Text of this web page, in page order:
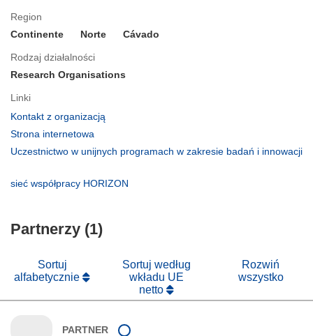
Region
Continente
Norte Cávado
Rodzaj działalności
Research Organisations
Linki
Kontakt z organizacją
oknie)
Strona internetowa
otworzy
Uczestnictwo w unijnych programach w zakresie badań i innowacji
otworzy
nowym
sieć współpracy HORIZON
Partnerzy (1)
Sortuj
alfabetycznie
Sortuj według
wkładu UE
netto
Rozwiń
wszystko
PARTNER